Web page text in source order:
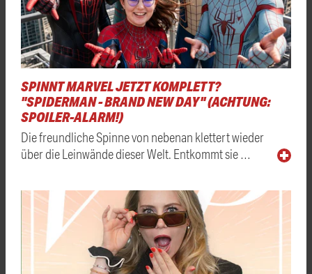
SPINNT MARVEL JETZT KOMPLETT?
"SPIDERMAN - BRAND NEW DAY" (ACHTUNG:
SPOILER-ALARM!)
Die freundliche Spinne von nebenan klettert wieder
über die Leinwände dieser Welt. Entkommt sie …